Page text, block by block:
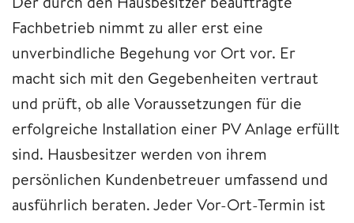
Fachbetrieb nimmt zu aller erst eine
unverbindliche Begehung vor Ort vor. Er
macht sich mit den Gegebenheiten vertraut
und prüft, ob alle Voraussetzungen für die
erfolgreiche Installation einer PV Anlage erfüllt
sind. Hausbesitzer werden von ihrem
persönlichen Kundenbetreuer umfassend und
ausführlich beraten. Jeder Vor-Ort-Termin ist